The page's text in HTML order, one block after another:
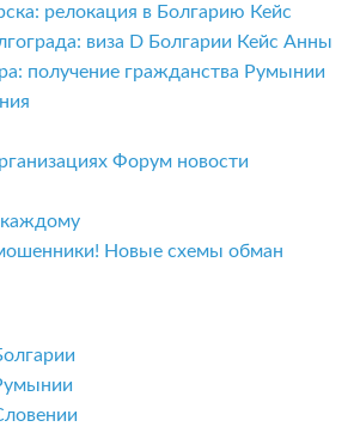
релокация в Болгарию Кейс
виза D Болгарии Кейс Анны
получение гражданства Румынии
Форум новости
Новые схемы обман